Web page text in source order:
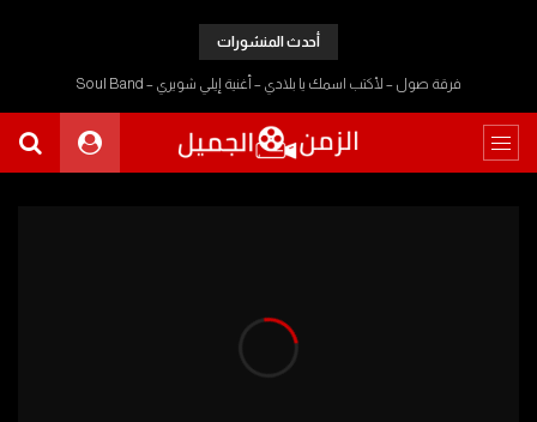
أحدث المنشورات
فرقة صول – لأكتب اسمك يا بلادي – أغنية إيلي شويري – Soul Band